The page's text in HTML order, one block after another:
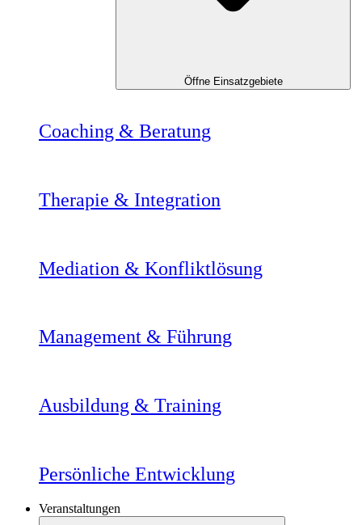
Öffne Einsatzgebiete
Coaching & Beratung
Therapie & Integration
Mediation & Konfliktlösung
Management & Führung
Ausbildung & Training
Persönliche Entwicklung
Veranstaltungen